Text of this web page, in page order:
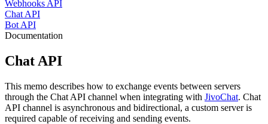
Webhooks API
Chat API
Bot API
Documentation
Chat API
This memo describes how to exchange events between servers
through the Chat API channel when integrating with JivoChat. Chat
API channel is asynchronous and bidirectional, a custom server is
required capable of receiving and sending events.